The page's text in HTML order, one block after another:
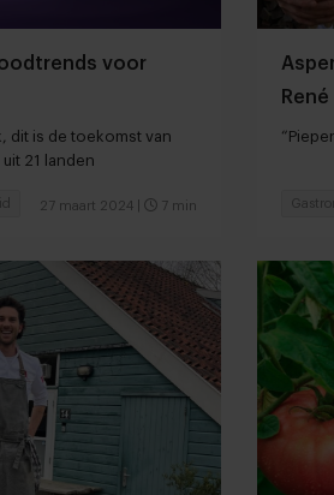
voor
dit is de toekomst van
21 landen
27 maart 2024 7 min